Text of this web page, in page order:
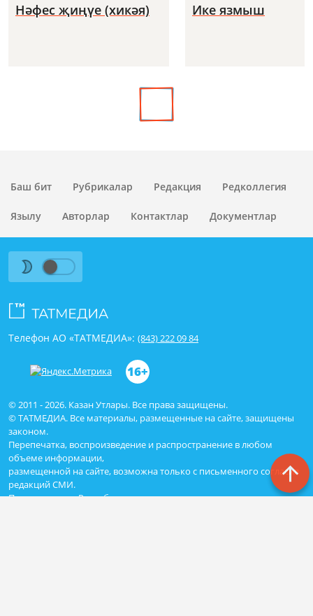
Нәфес җиңүе (хикәя) Ике язмыш
Баш бит Рубрикалар Редакция Редколлегия
Язылу Авторлар Контактлар Документлар
© 2011 - 2026. Казан Утлары. Все права защищены.
© ТАТМЕДИА. Все материалы, размещенные на сайте, защищены
законом.
Перепечатка, воспроизведение и распространение в любом
объеме информации,
размещенной на сайте, возможна только с письменного согласия
редакций СМИ.
При поддержке Республиканского агентства по печати и массовым
Телефон АО «ТАТМЕДИА»: (843) 222 09 84
16+